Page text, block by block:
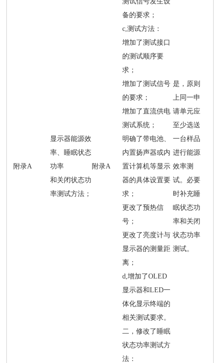
附录A
显示器能源效
率、睡眠状态
功率
和关闭状态功
率测试方法；
附录A
备的要求；
c,测试方法：
增加了测试接口
的测试顺序要
求；
增加了测试信号
的要求；
增加了直流供电
测试系统；
明确了带电池、
内置扬声器或内
置计算机等显示
器的具体设置要
求；
更改了预热信
号；
更改了亮度计与
显示器的测量距
离；
d,增加了OLED
显示器和LED一
体化显示终端的
相关测试要求。
二，修改了睡眠
状态功率测试方
法：
是，原则
上同一申
请单元应
至少选送
一台样品
进行能源
效率测
试。必要
时补充睡
眠状态功
率和关闭
状态功率
测试。